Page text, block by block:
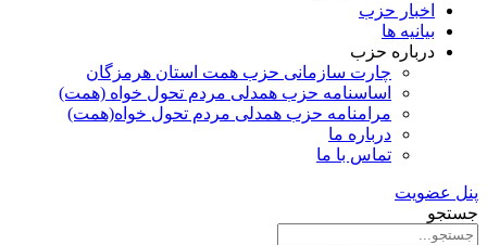
اخبار حزب
بیانیه ها
درباره حزب
چارت سازمانی حزب همت استان هرمزگان
اساسنامه حزب همدلی مردم تحول خواه (همت)
مرامنامه حزب همدلی مردم تحول خواه(همت)
درباره ما
تماس با ما
پنل عضویت
جستجو